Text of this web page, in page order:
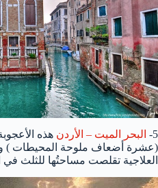
5- البحر الميت – الأردن هذه
(عشرة أضعاف ملوحة المحيطات )
العلاجية تقلصت مساحتُها للثلث في